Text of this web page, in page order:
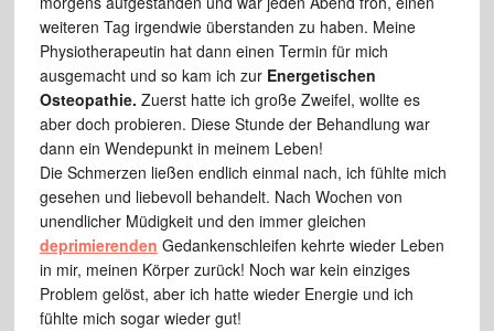
weiteren Tag irgendwie überstanden zu haben. Meine
Physiotherapeutin hat dann einen Termin für mich
ausgemacht und so kam ich zur Energetischen
Osteopathie. Zuerst hatte ich große Zweifel, wollte es
aber doch probieren. Diese Stunde der Behandlung war
dann ein Wendepunkt in meinem Leben!
Die Schmerzen ließen endlich einmal nach, ich fühlte mich
gesehen und liebevoll behandelt. Nach Wochen von
unendlicher Müdigkeit und den immer gleichen
deprimierenden Gedankenschleifen kehrte wieder Leben
in mir, meinen Körper zurück! Noch war kein einziges
Problem gelöst, aber ich hatte wieder Energie und ich
fühlte mich sogar wieder gut!